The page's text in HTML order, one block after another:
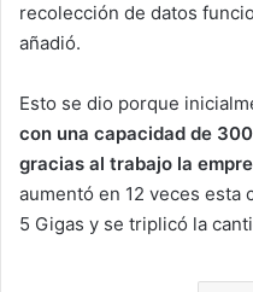
recolección de datos
añadió.
Esto se dio porque
con una capacidad de
gracias al trabajo la
aumentó en 12 veces esta
5 Gigas y se triplicó la